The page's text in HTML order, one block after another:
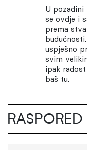
U
se ovdje i
prema
uspješno
svim
ipak
baš tu.